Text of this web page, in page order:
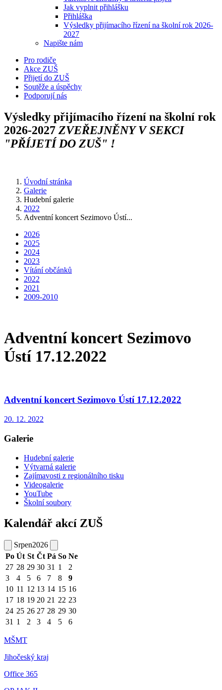
Jak vyplnit přihlášku
Přihláška
Výsledky přijímacího řízení na školní rok 2026-
2027
Napište nám
Pro rodiče
Akce ZUŠ
Přijetí do ZUŠ
Soutěže a úspěchy
Podporují nás
Výsledky přijímacího řízení na školní rok
2026-2027 ZVEŘEJNĚNY V SEKCI
"PŘÍJETÍ DO ZUŠ" !
Úvodní stránka
Galerie
Hudební galerie
2022
Adventní koncert Sezimovo Ústí...
2026
2025
2024
2023
Vítání občánků
2022
2021
2009-2010
Adventní koncert Sezimovo
Ústí 17.12.2022
Adventní koncert Sezimovo Ústí 17.12.2022
20. 12. 2022
Galerie
Hudební galerie
Výtvarná galerie
Zajímavosti z regionálního tisku
Videogalerie
YouTube
Školní soubory
Kalendář akcí ZUŠ
Srpen2026
Po Út St Čt Pá So Ne
27 28 29 30 31 1
2
3
4 5 6 7 8
9
10 11 12 13 14 15 16
17 18 19 20 21 22 23
24 25 26 27 28 29 30
31 1 2 3 4 5 6
MŠMT
Jihočeský kraj
Office 365